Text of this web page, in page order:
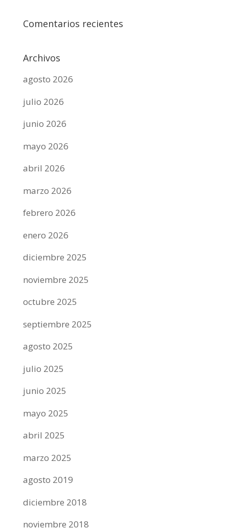
Comentarios recientes
Archivos
agosto 2026
julio 2026
junio 2026
mayo 2026
abril 2026
marzo 2026
febrero 2026
enero 2026
diciembre 2025
noviembre 2025
octubre 2025
septiembre 2025
agosto 2025
julio 2025
junio 2025
mayo 2025
abril 2025
marzo 2025
agosto 2019
diciembre 2018
noviembre 2018